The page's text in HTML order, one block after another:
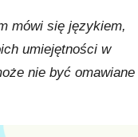
mówi się językiem,
umiejętności w
nie być omawiane